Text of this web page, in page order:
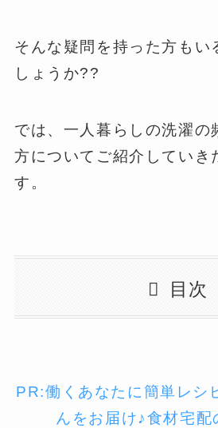
そんな疑問を持った方もい
しょうか??
では、一人暮らしの洗濯の
方についてご紹介していき
す。
目次
PR:働くあなたに簡単レシ
んをお届け♪食材宅配